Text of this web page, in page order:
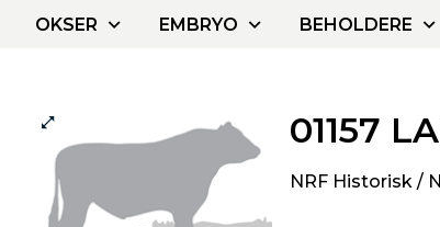
OKSER EMBRYO BEHOLDERE
01157
NRF Historisk /